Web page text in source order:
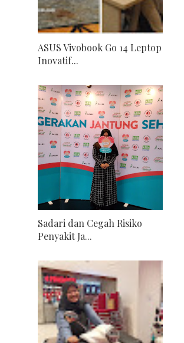
ASUS Vivobook Go 14 Leptop
Inovatif...
Sadari dan Cegah Risiko
Penyakit Ja...